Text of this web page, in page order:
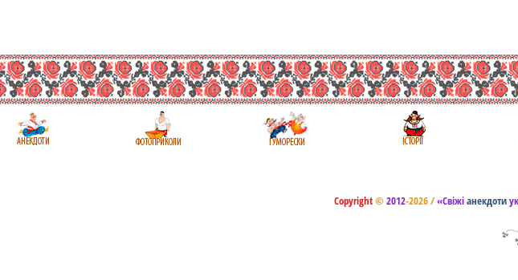
Copyright© 2012-2026 /«Свіжіанекдоти